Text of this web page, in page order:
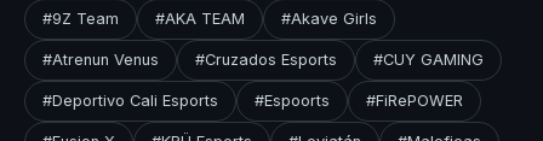
#9Z Team #AKA TEAM #Akave Girls
#Atrenun Venus #Cruzados Esports #CUY GAMING
#Deportivo Cali Esports #Espoorts #FiRePOWER